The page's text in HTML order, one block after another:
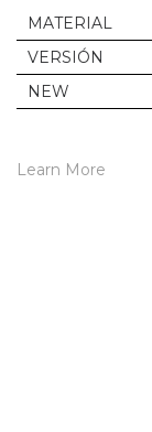
MATERIAL
VERSIÓN
NEW
Learn More